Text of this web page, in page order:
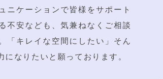
ニケーションで皆様をサポート
不安なども、気兼ねなくご相談
「キレイな空間にしたい」そん
になりたいと願っております。